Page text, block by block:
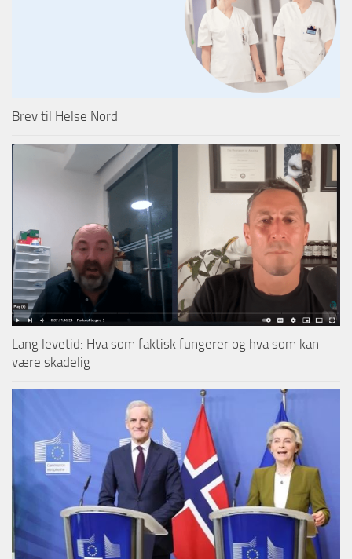
Brev til Helse Nord
Lang levetid: Hva som faktisk fungerer og hva som kan
være skadelig